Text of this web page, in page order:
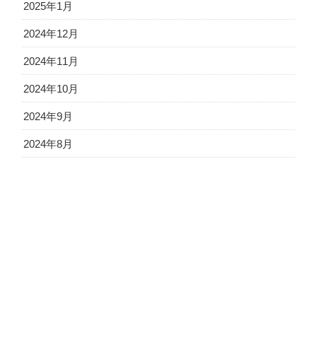
2025年1月
2024年12月
2024年11月
2024年10月
2024年9月
2024年8月